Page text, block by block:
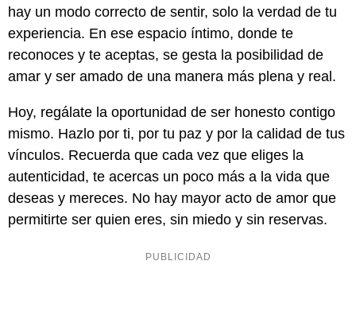
hay un modo correcto de sentir, solo la verdad de tu
experiencia. En ese espacio íntimo, donde te
reconoces y te aceptas, se gesta la posibilidad de
amar y ser amado de una manera más plena y real.
Hoy, regálate la oportunidad de ser honesto contigo
mismo. Hazlo por ti, por tu paz y por la calidad de tus
vínculos. Recuerda que cada vez que eliges la
autenticidad, te acercas un poco más a la vida que
deseas y mereces. No hay mayor acto de amor que
permitirte ser quien eres, sin miedo y sin reservas.